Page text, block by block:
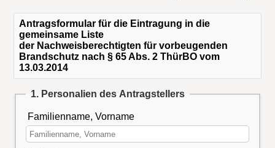
Antragsformular für die Eintragung in die
gemeinsame Liste
der Nachweisberechtigten für vorbeugenden
Brandschutz nach § 65 Abs. 2 ThürBO vom
13.03.2014
1. Personalien des Antragstellers
Familienname, Vorname